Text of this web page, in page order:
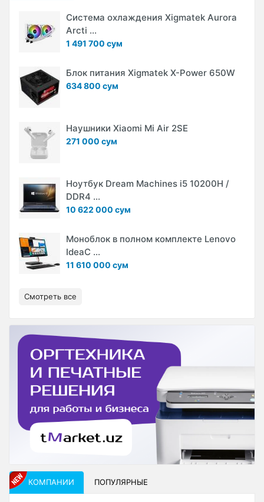
Система охлаждения Xigmatek Aurora
Arcti ...
1 491 700 сум
Блок питания Xigmatek X-Power 650W
634 800 сум
Наушники Xiaomi Mi Air 2SE
271 000 сум
Ноутбук Dream Machines i5 10200H /
DDR4 ...
10 622 000 сум
Моноблок в полном комплекте Lenovo
IdeaC ...
11 610 000 сум
Смотреть все
КОМПАНИИ ПОПУЛЯРНЫЕ